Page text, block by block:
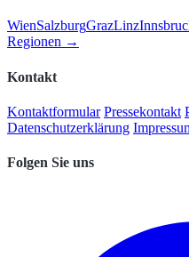
WienSalzburgGrazLinz
Regionen →
Kontakt
Kontaktformular Pressekontakt
Datenschutzerklärung
Folgen Sie uns